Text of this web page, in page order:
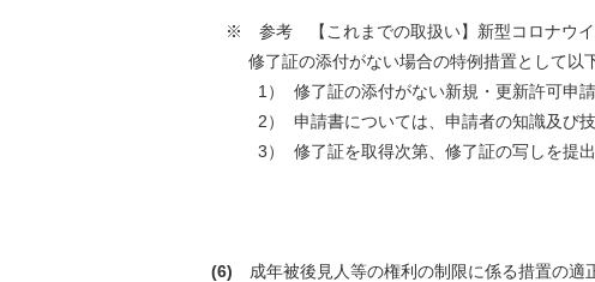
※ 参考 【これまでの取扱い】新型コロナウイ
修了証の添付がない場合の特例措置として以
1） 修了証の添付がない新規・更新許可申請
2） 申請書については、申請者の知識及び
3） 修了証を取得次第、修了証の写しを提
(6) 成年被後見人等の権利の制限に係る措置の